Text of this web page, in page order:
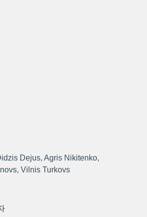
Dejus, Agris Nikitenko,
Vilnis Turkovs